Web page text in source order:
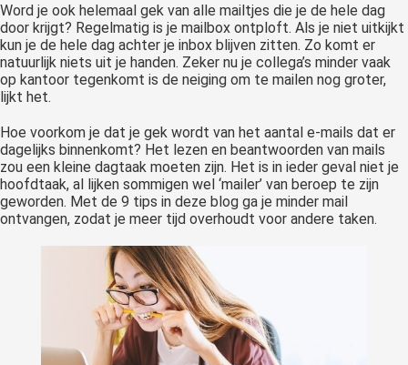
Word je ook helemaal gek van alle mailtjes die je de hele dag
door krijgt? Regelmatig is je mailbox ontploft. Als je niet uitkijkt
kun je de hele dag achter je inbox blijven zitten. Zo komt er
natuurlijk niets uit je handen. Zeker nu je collega’s minder vaak
op kantoor tegenkomt is de neiging om te mailen nog groter,
lijkt het.
Hoe voorkom je dat je gek wordt van het aantal e-mails dat er
dagelijks binnenkomt? Het lezen en beantwoorden van mails
zou een kleine dagtaak moeten zijn. Het is in ieder geval niet je
hoofdtaak, al lijken sommigen wel ‘mailer’ van beroep te zijn
geworden. Met de 9 tips in deze blog ga je minder mail
ontvangen, zodat je meer tijd overhoudt voor andere taken.